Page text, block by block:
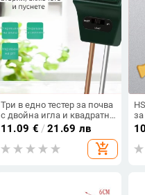
Три в едно тестер за почва
с двойна игла и квадратна
глава за pH, светлина и
влажност на почвата
11.09 € /21.69 лв
add_shopping_cart
и